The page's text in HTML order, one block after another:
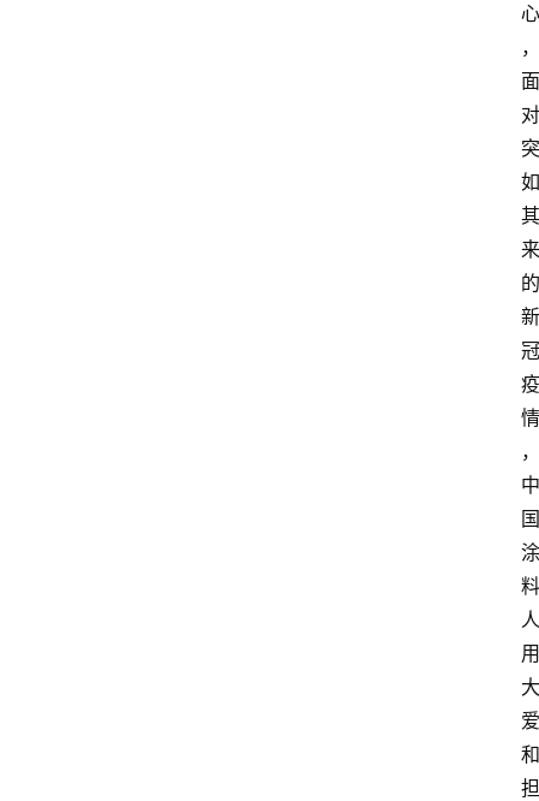
心
，
面
对
突
如
其
来
的
新
冠
疫
情
，
中
国
涂
料
人
用
大
爱
和
担